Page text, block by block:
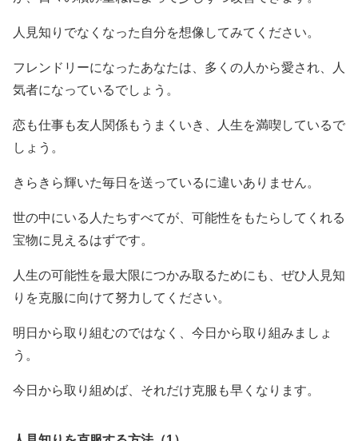
人見知りでなくなった自分を想像してみてください。
フレンドリーになったあなたは、多くの人から愛され、人
気者になっているでしょう。
恋も仕事も友人関係もうまくいき、人生を満喫しているで
しょう。
きらきら輝いた毎日を送っているに違いありません。
世の中にいる人たちすべてが、可能性をもたらしてくれる
宝物に見えるはずです。
人生の可能性を最大限につかみ取るためにも、ぜひ人見知
りを克服に向けて努力してください。
明日から取り組むのではなく、今日から取り組みましょ
う。
今日から取り組めば、それだけ克服も早くなります。